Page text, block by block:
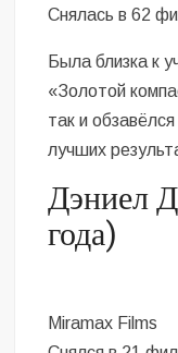
Снялась в 62
Была близка к
«Золотой
так и
лучших
Дэниел
года)
Miramax Films